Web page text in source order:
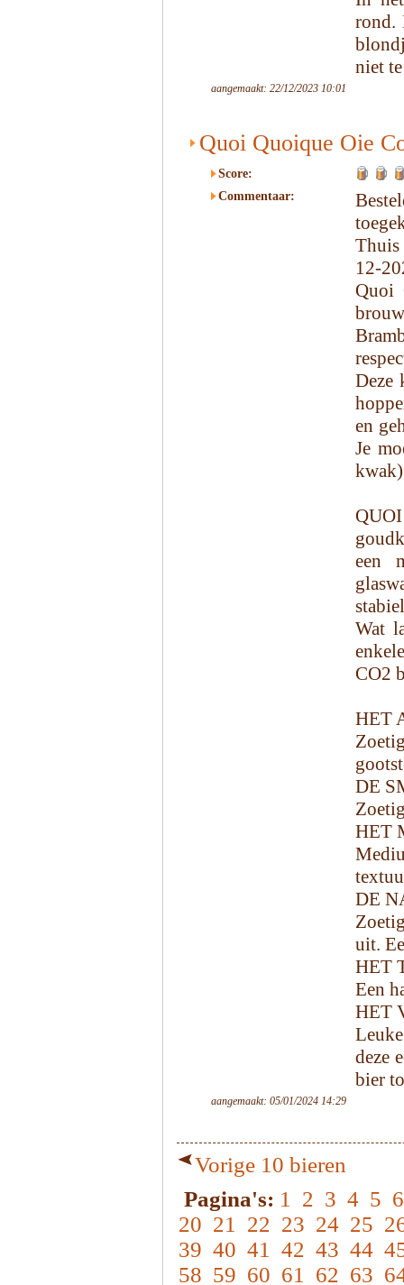
rond.
niet
aangemaakt: 22/12/2023 10:01
Quoi Quoique Oie
Score:
Commentaar:
12-
Quoi
Deze
en
Je
kwak)
een
Wat
CO2
HET
DE
HET
DE
uit.
HET
Een
HET
deze
bier
aangemaakt: 05/01/2024 14:29
Vorige 10 bieren
Pagina's: 1 2 3 4 5 6
20 21 22 23 24 25
39 40 41 42 43 44
58 59 60 61 62 63